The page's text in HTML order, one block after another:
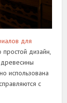
для
дизайн,
использована
с